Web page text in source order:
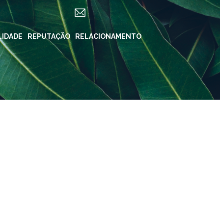
REPUTAÇÃO RELACIONAMENTO
ES
ForYou
Carreiras
REDES SOCIAIS
Instagram